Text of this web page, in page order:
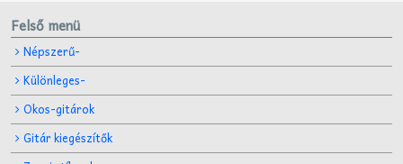
Felső menü
Népszerű-
Különleges-
Okos-gitárok
Gitár kiegészítők